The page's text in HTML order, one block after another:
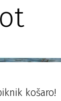
košaro!